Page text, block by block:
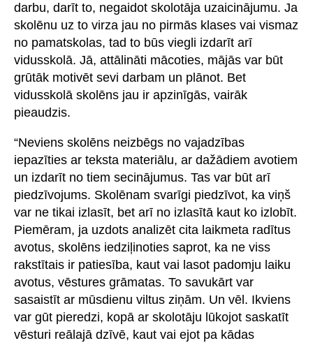
darbu, darīt to, negaidot skolotāja uzaicinājumu. Ja
skolēnu uz to virza jau no pirmās klases vai vismaz
no pamatskolas, tad to būs viegli izdarīt arī
vidusskolā. Jā, attālināti mācoties, mājās var būt
grūtāk motivēt sevi darbam un plānot. Bet
vidusskolā skolēns jau ir apzinīgās, vairāk
pieaudzis.
“Neviens skolēns neizbēgs no vajadzības
iepazīties ar teksta materiālu, ar dažādiem avotiem
un izdarīt no tiem secinājumus. Tas var būt arī
piedzīvojums. Skolēnam svarīgi piedzīvot, ka viņš
var ne tikai izlasīt, bet arī no izlasītā kaut ko izlobīt.
Piemēram, ja uzdots analizēt cita laikmeta radītus
avotus, skolēns iedziļinoties saprot, ka ne viss
rakstītais ir patiesība, kaut vai lasot padomju laiku
avotus, vēstures grāmatas. To savukārt var
sasaistīt ar mūsdienu viltus ziņām. Un vēl. Ikviens
var gūt pieredzi, kopā ar skolotāju lūkojot saskatīt
vēsturi reālajā dzīvē, kaut vai ejot pa kādas